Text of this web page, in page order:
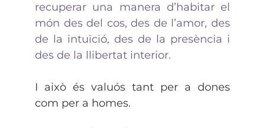
recuperar una manera d’habitar el
món des del cos, des de l’amor, des
de la intuïció, des de la presència i
des de la llibertat interior.
I això és valuós tant per a dones
com per a homes.